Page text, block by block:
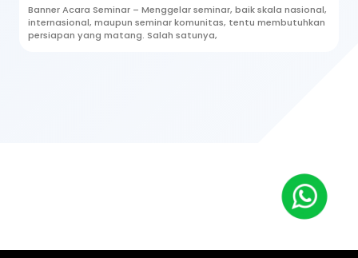
Banner Acara Seminar – Menggelar seminar, baik skala nasional,
internasional, maupun seminar komunitas, tentu membutuhkan
persiapan yang matang. Salah satunya,